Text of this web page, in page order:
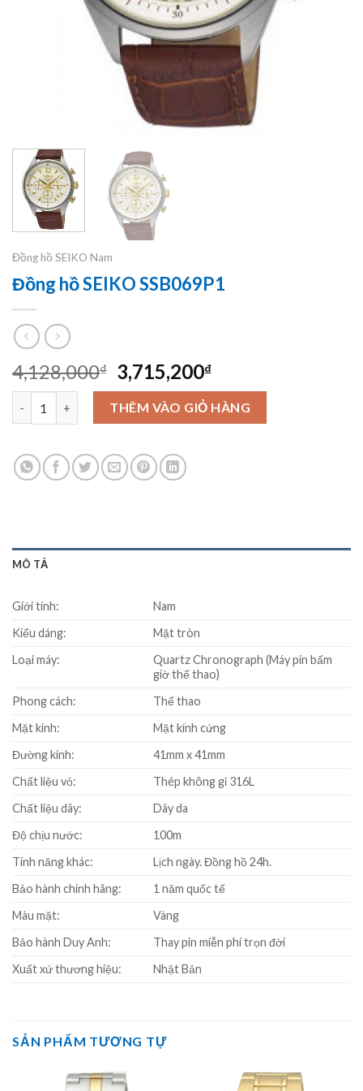
Đồng hồ SEIKO Nam
Đồng hồ SEIKO SSB069P1
4,128,000₫ Original
price
was:
4,128,000₫.
3,715,200₫Current
price
is:
3,715,200₫.
Đồng hồ SEIKO SSB069P1 số lượng
THÊM VÀO GIỎ HÀNG
MÔ TẢ
Giới tính:
Nam
Kiểu dáng:
Mặt tròn
Loại máy:
Quartz Chronograph (Máy pin bấm
giờ thể thao)
Phong cách:
Thể thao
Mặt kính:
Mặt kính cứng
Đường kính:
41mm x 41mm
Chất liệu vỏ:
Thép không gỉ 316L
Chất liệu dây:
Dây da
Độ chịu nước:
100m
Tính năng khác:
Lịch ngày. Đồng hồ 24h.
Bảo hành chính hãng:
1 năm quốc tế
Màu mặt:
Vàng
Bảo hành Duy Anh:
Thay pin miễn phí trọn đời
Xuất xứ thương hiệu:
Nhật Bản
SẢN PHẨM TƯƠNG TỰ